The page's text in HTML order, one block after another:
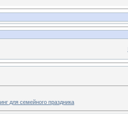
для семейного праздника